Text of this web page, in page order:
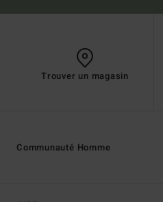
Trouver un magasin
Communauté Homme